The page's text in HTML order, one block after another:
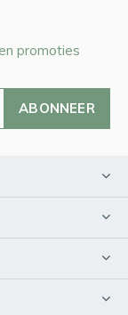
promoties
ABONNEER